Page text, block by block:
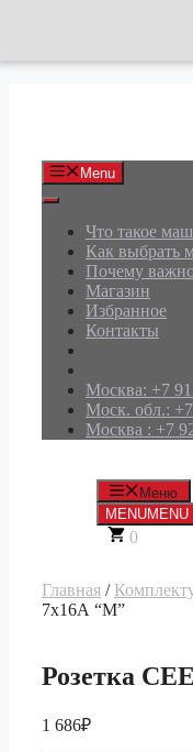
Menu
Что такое
Как выбрать
Почему
Магазин
Избранное
Контакты
Москва: +7
Моск. обл.:
Москва : +7
Меню
MENUMENU
0
Главная /
7х16А “М”
Розетка
1 686₽